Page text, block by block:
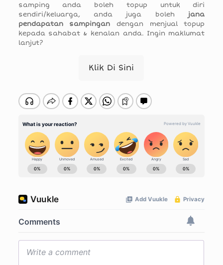
samping anda boleh topup untuk diri
sendiri/keluarga, anda juga boleh jana
pendapatan sampingan dengan menjual topup
kepada sahabat & kenalan anda. Ingin maklumat
lanjut?
Klik Di Sini